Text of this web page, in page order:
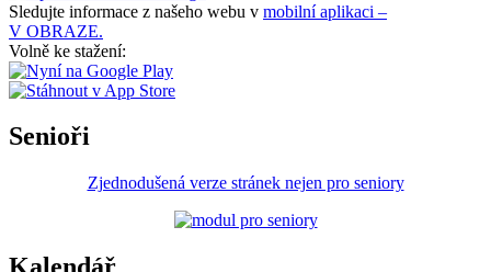
Sledujte informace z našeho webu v mobilní aplikaci –
V OBRAZE.
Volně ke stažení:
Senioři
Zjednodušená verze stránek nejen pro seniory